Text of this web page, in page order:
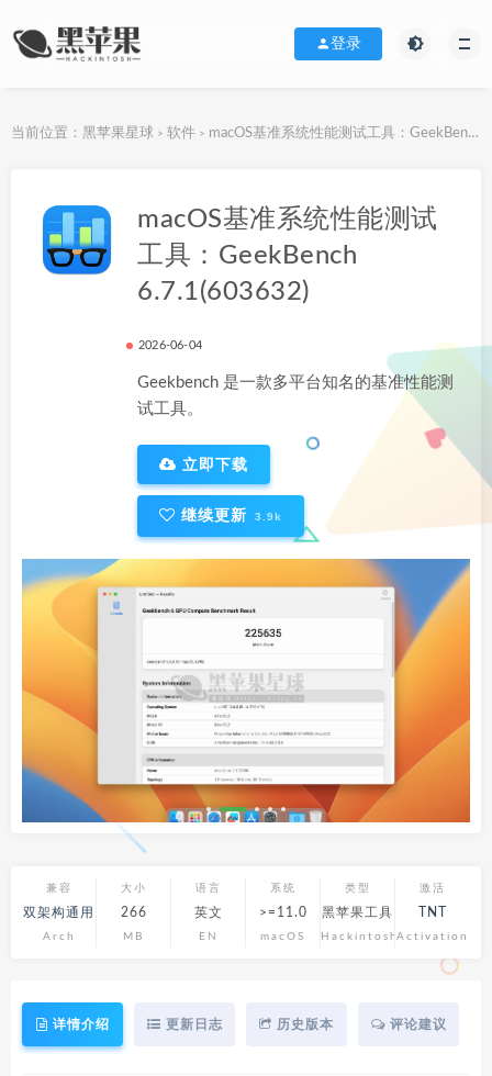
登录
当前位置： 黑苹果星球 > 软件 > macOS基准系统性能测试工具：GeekBench 6.7.1(603632)
macOS基准系统性能测试
工具：GeekBench
6.7.1(603632)
2026-06-04
Geekbench 是一款多平台知名的基准性能测
试工具。
立即下载
继续更新 3.9k
兼容
双架构通用
Arch
大小
266
MB
语言
英文
EN
系统
>=11.0
macOS
类型
黑苹果工具
Hackintosh
激活
TNT
Activation
详情介绍 更新日志 历史版本 评论建议